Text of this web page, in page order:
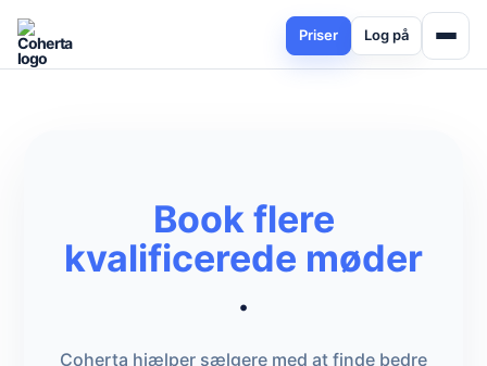
Priser Log på
Book flere
kvalificerede møder
.
Coherta hjælper sælgere med at finde bedre